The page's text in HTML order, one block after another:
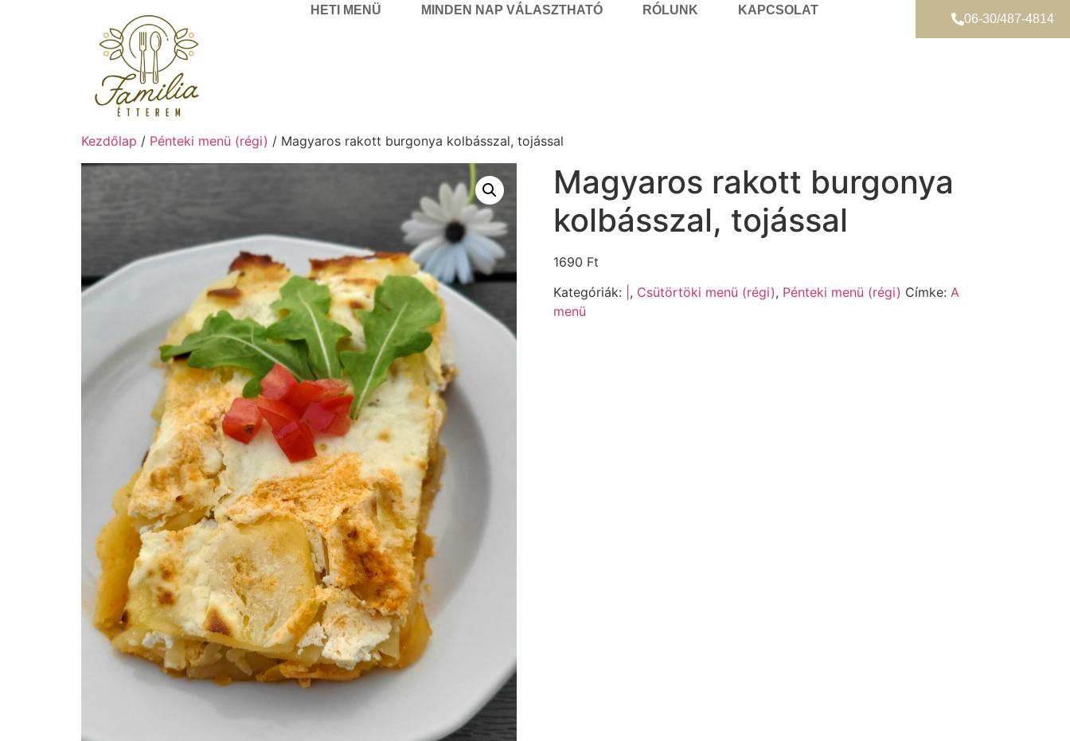
HETI MENÜ MINDEN NAP VÁLASZTHATÓ RÓLUNK KAPCSOLAT
06-30/487-4814
Kezdőlap / Pénteki menü (régi) / Magyaros rakott burgonya kolbásszal, tojással
Magyaros rakott burgonya
kolbásszal, tojással
1690 Ft
Kategóriák: , Csütörtöki menü (régi), Pénteki menü (régi) Címke: A
menü